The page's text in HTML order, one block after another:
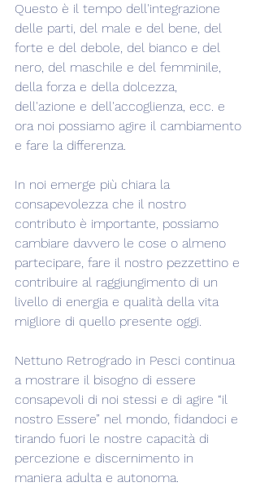
Questo è il tempo dell'integrazione
delle parti, del male e del bene, del
forte e del debole, del bianco e del
nero, del maschile e del femminile,
della forza e della dolcezza,
dell'azione e dell'accoglienza, ecc. e
ora noi possiamo agire il cambiamento
e fare la differenza.
In noi emerge più chiara la
consapevolezza che il nostro
contributo è importante, possiamo
cambiare davvero le cose o almeno
partecipare, fare il nostro pezzettino e
contribuire al raggiungimento di un
livello di energia e qualità della vita
migliore di quello presente oggi.
Nettuno Retrogrado in Pesci continua
a mostrare il bisogno di essere
consapevoli di noi stessi e di agire “il
nostro Essere” nel mondo, fidandoci e
tirando fuori le nostre capacità di
percezione e discernimento in
maniera adulta e autonoma.